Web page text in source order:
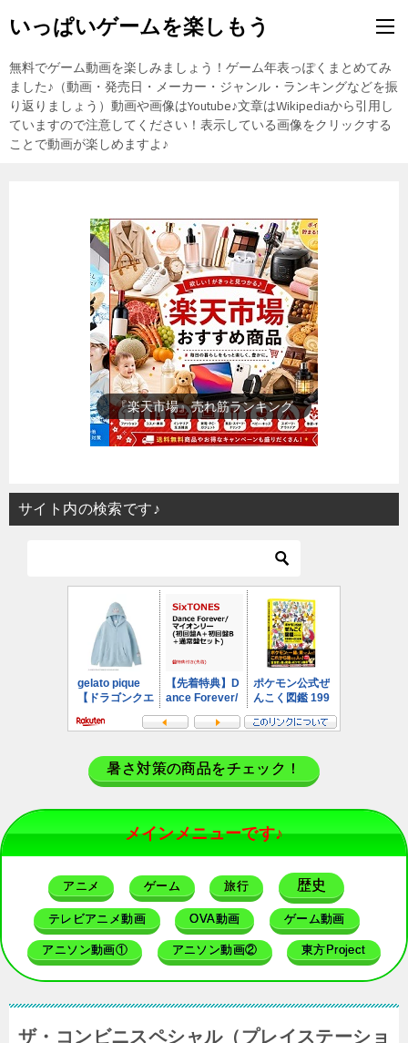
いっぱいゲームを楽しもう
無料でゲーム動画を楽しみましょう！ゲーム年表っぽくまとめてみ
ました♪（動画・発売日・メーカー・ジャンル・ランキングなどを振
り返りましょう）動画や画像はYoutube♪文章はWikipediaから引用し
ていますので注意してください！表示している画像をクリックする
ことで動画が楽しめますよ♪
『楽天市場』売れ筋ランキング
サイト内の検索です♪
暑さ対策の商品をチェック！
メインメニューです♪
アニメ ゲーム 旅行 歴史
テレビアニメ動画 OVA動画 ゲーム動画
アニソン動画① アニソン動画② 東方Project
ザ・コンビニスペシャル（プレイステーショ